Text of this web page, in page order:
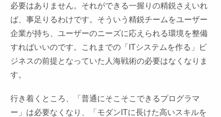
必要はありません。それができる一握りの精鋭さえいれ
ば、事足りるわけです。そういう精鋭チームをユーザー
企業が持ち、ユーザーのニーズに応えられる環境を整備
すればいいのです。これまでの「ITシステムを作る」ビ
ジネスの前提となっていた人海戦術の必要はなくなりま
す。
行き着くところ、「普通にそこそこできるプログラマ
ー」は必要なくなり、「モダンITに長けた高いスキルを